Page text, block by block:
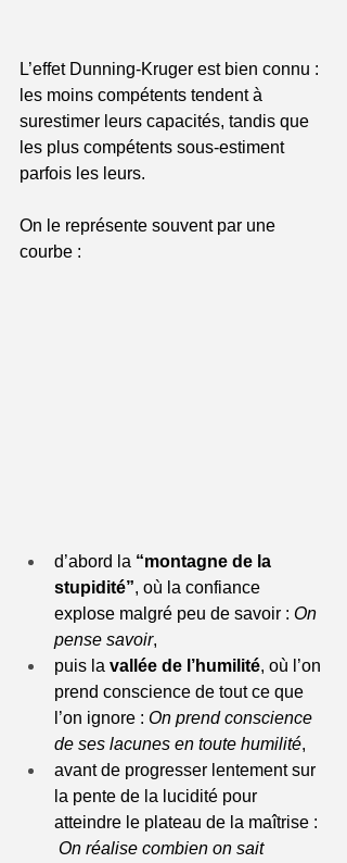
L’effet Dunning-Kruger est bien connu :
les moins compétents tendent à
surestimer leurs capacités, tandis que
les plus compétents sous-estiment
parfois les leurs.
On le représente souvent par une
courbe :
d’abord la “montagne de la
stupidité”, où la confiance
explose malgré peu de savoir : On
pense savoir,
puis la vallée de l’humilité, où l’on
prend conscience de tout ce que
l’on ignore : On prend conscience
de ses lacunes en toute humilité,
avant de progresser lentement sur
la pente de la lucidité pour
atteindre le plateau de la maîtrise :
On réalise combien on sait